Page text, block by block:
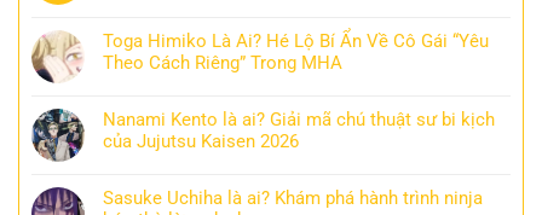
Toga Himiko Là Ai? Hé Lộ Bí Ẩn Về Cô Gái “Yêu
Theo Cách Riêng” Trong MHA
Nanami Kento là ai? Giải mã chú thuật sư bi kịch
của Jujutsu Kaisen 2026
Sasuke Uchiha là ai? Khám phá hành trình ninja